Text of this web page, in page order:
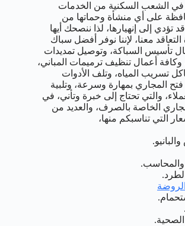
في الشعب السكنية من الخدمات
على أي منشأة وحماتها من
تؤدي إلى إنهيارها، لذا ننصحك أيها
معنا، لإننا نوفر أفضل سباك
تأسيس السباكة، وتوصيل تمديدات
وكافة أعمال تنظيف ترميمات المباني،
تسريب المياه، وتلف الأدوات
فتح المجاري بمهارة وسرعة، وتلبية
والتي تحتاج إلى خبرة وتأني، في
الخاصة بالصرف، والعديد من
التي تناسبكم منها،